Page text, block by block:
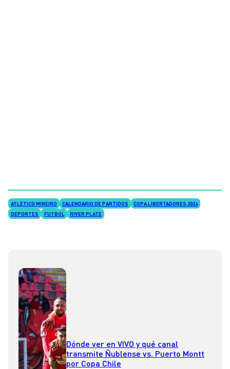
ATLÉTICO MINEIRO CALENDARIO DE PARTIDOS
COPA LIBERTADORES 2024
DEPORTES
FUTBOL RIVER PLATE
Dónde ver en VIVO y qué canal
transmite Ñublense vs. Puerto Montt
por Copa Chile